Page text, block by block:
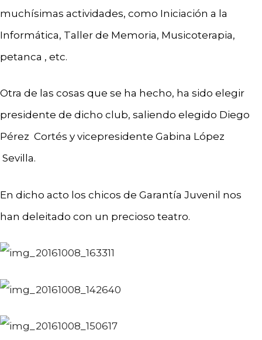
muchísimas actividades, como Iniciación a la
Informática, Taller de Memoria, Musicoterapia,
petanca , etc.
Otra de las cosas que se ha hecho, ha sido elegir
presidente de dicho club, saliendo elegido Diego
Pérez Cortés y vicepresidente Gabina López
Sevilla.
En dicho acto los chicos de Garantía Juvenil nos
han deleitado con un precioso teatro.